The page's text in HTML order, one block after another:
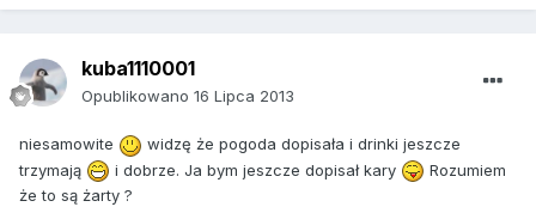
kuba1110001
Opublikowano 16 Lipca 2013
niesamowite
widzę że pogoda dopisała i drinki jeszcze
trzymają
i dobrze. Ja bym jeszcze dopisał kary
Rozumiem
że to są żarty ?